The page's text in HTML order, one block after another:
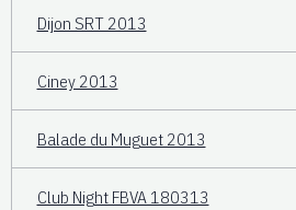
Dijon SRT 2013
Ciney 2013
Balade du Muguet 2013
Club Night FBVA 180313